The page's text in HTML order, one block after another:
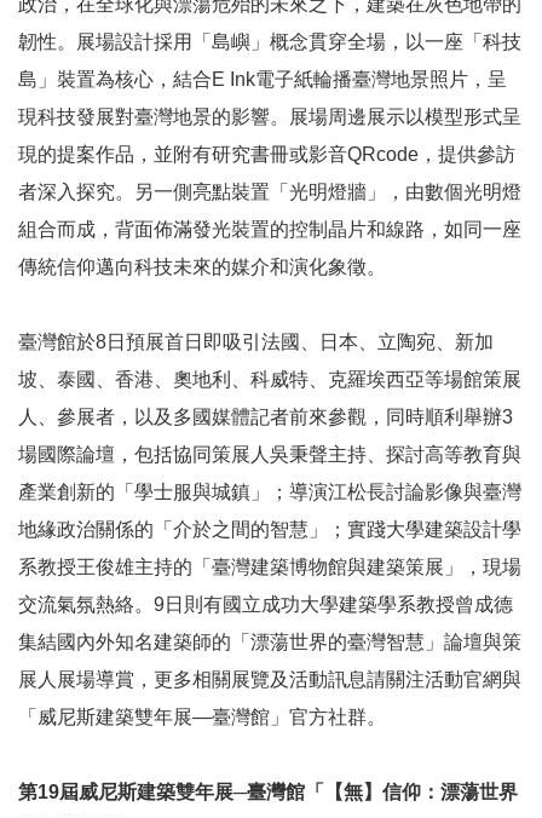
化
部
重
大
政
策
個
資
護
、
作
權
及
資
訊
安
全
宣
隱
權
保
政治，在全球化與漂蕩危殆的未來之下，建築在灰色地帶的
韌性。展場設計採用「島嶼」概念貫穿全場，以一座「科技
島」裝置為核心，結合E Ink電子紙輪播臺灣地景照片，呈
現科技發展對臺灣地景的影響。展場周邊展示以模型形式呈
現的提案作品，並附有研究書冊或影音QRcode，提供參訪
者深入探究。另一側亮點裝置「光明燈牆」，由數個光明燈
組合而成，背面佈滿發光裝置的控制晶片和線路，如同一座
傳統信仰邁向科技未來的媒介和演化象徵。
臺灣館於8日預展首日即吸引法國、日本、立陶宛、新加
坡、泰國、香港、奧地利、科威特、克羅埃西亞等場館策展
人、參展者，以及多國媒體記者前來參觀，同時順利舉辦3
場國際論壇，包括協同策展人吳秉聲主持、探討高等教育與
產業創新的「學士服與城鎮」；導演江松長討論影像與臺灣
地緣政治關係的「介於之間的智慧」；實踐大學建築設計學
系教授王俊雄主持的「臺灣建築博物館與建築策展」，現場
交流氣氛熱絡。9日則有國立成功大學建築學系教授曾成德
集結國內外知名建築師的「漂蕩世界的臺灣智慧」論壇與策
展人展場導賞，更多相關展覽及活動訊息請關注活動官網與
「威尼斯建築雙年展—臺灣館」官方社群。
第19屆威尼斯建築雙年展─臺灣館「【無】信仰：漂蕩世界